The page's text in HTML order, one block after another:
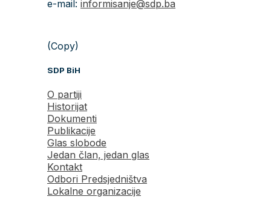
e-mail: informisanje@sdp.ba
(Copy)
SDP BiH
O partiji
Historijat
Dokumenti
Publikacije
Glas slobode
Jedan član, jedan glas
Kontakt
Odbori Predsjedništva
Lokalne organizacije